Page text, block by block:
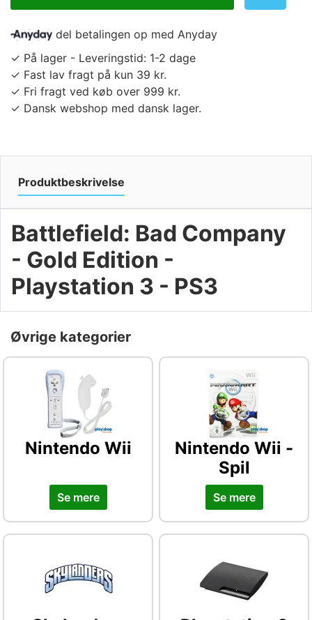
del betalingen op med Anyday
✓ På lager - Leveringstid: 1-2 dage
✓ Fast lav fragt på kun 39 kr.
✓ Fri fragt ved køb over 999 kr.
✓ Dansk webshop med dansk lager.
Produktbeskrivelse
Battlefield: Bad Company
- Gold Edition -
Playstation 3 - PS3
Øvrige kategorier
Nintendo Wii
Se mere
Nintendo Wii -
Spil
Se mere